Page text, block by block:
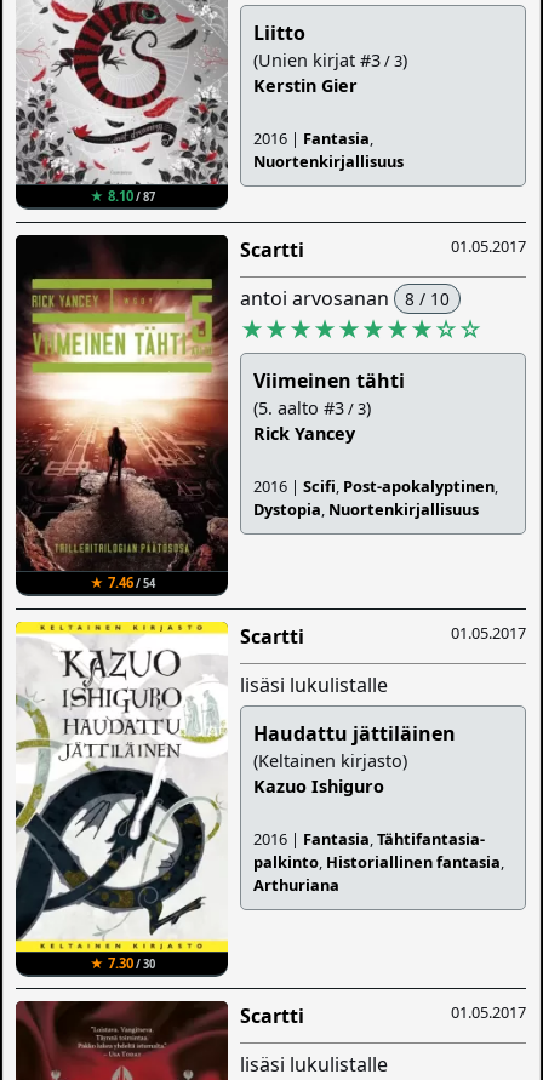
★ 8.10/ 87
Liitto
(Unien kirjat #3/ 3)
Kerstin Gier
2016 | Fantasia,
Nuortenkirjallisuus
★ 7.46/ 54
01.05.2017
Scartti
antoi arvosanan 8 / 10
★★★★★★★★☆☆
Viimeinen tähti
(5. aalto #3/ 3)
Rick Yancey
2016 |Scifi, Post-apokalyptinen,
Dystopia, Nuortenkirjallisuus
★ 7.30/ 30
01.05.2017
Scartti
lisäsi lukulistalle
Haudattu jättiläinen
(Keltainen kirjasto)
Kazuo Ishiguro
2016 | Fantasia,Tähtifantasia-
palkinto, Historiallinen fantasia,
Arthuriana
01.05.2017
Scartti
lisäsi lukulistalle